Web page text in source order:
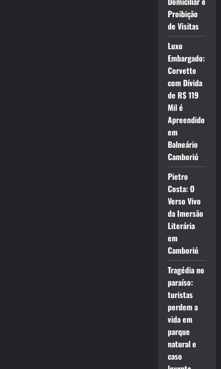
Proibição
de Visitas
Luxo
Embargado:
Corvette
com Dívida
de R$ 119
Mil é
Apreendido
em
Balneário
Camboriú
Pietro
Costa: O
Verso Vivo
da Imersão
Literária
em
Camboriú
Tragédia no
paraíso:
turistas
perdem a
vida em
parque
natural e
caso